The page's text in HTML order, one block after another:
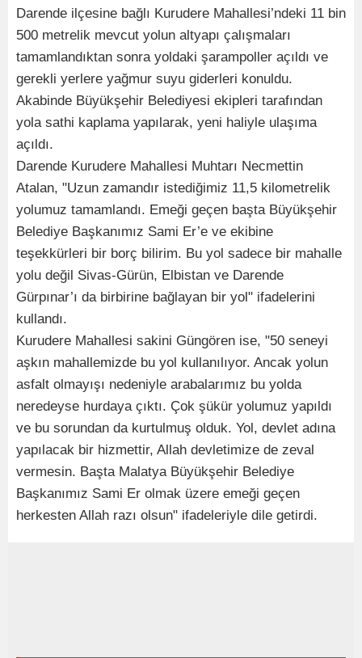
Darende ilçesine bağlı Kurudere Mahallesi’ndeki 11 bin
500 metrelik mevcut yolun altyapı çalışmaları
tamamlandıktan sonra yoldaki şarampoller açıldı ve
gerekli yerlere yağmur suyu giderleri konuldu.
Akabinde Büyükşehir Belediyesi ekipleri tarafından
yola sathi kaplama yapılarak, yeni haliyle ulaşıma
açıldı.
Darende Kurudere Mahallesi Muhtarı Necmettin
Atalan, "Uzun zamandır istediğimiz 11,5 kilometrelik
yolumuz tamamlandı. Emeği geçen başta Büyükşehir
Belediye Başkanımız Sami Er’e ve ekibine
teşekkürleri bir borç bilirim. Bu yol sadece bir mahalle
yolu değil Sivas-Gürün, Elbistan ve Darende
Gürpınar’ı da birbirine bağlayan bir yol" ifadelerini
kullandı.
Kurudere Mahallesi sakini Güngören ise, "50 seneyi
aşkın mahallemizde bu yol kullanılıyor. Ancak yolun
asfalt olmayışı nedeniyle arabalarımız bu yolda
neredeyse hurdaya çıktı. Çok şükür yolumuz yapıldı
ve bu sorundan da kurtulmuş olduk. Yol, devlet adına
yapılacak bir hizmettir, Allah devletimize de zeval
vermesin. Başta Malatya Büyükşehir Belediye
Başkanımız Sami Er olmak üzere emeği geçen
herkesten Allah razı olsun" ifadeleriyle dile getirdi.